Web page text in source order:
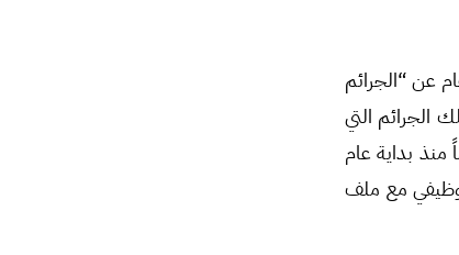
7 لعام 2022 القاضي بمنح عفو عام عن “الجرائم
العام، عدا تلك الجرائم التي
بداية عام
وظيفي مع ملف